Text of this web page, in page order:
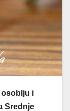
osoblju i
Srednje